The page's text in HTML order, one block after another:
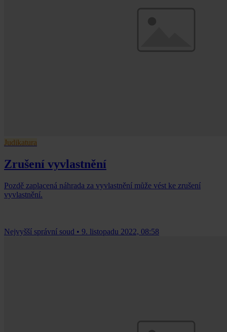
Judikatura
Zrušení vyvlastnění
Pozdě zaplacená náhrada za vyvlastnění může vést ke zrušení
vyvlastnění.
Nejvyšší správní soud • 9. listopadu 2022, 08:58